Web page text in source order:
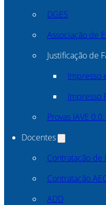
DGES
Associação de
Justificação de
Impresso
Impresso
Provas IAVE
Docentes
Contratação de
Contratação
ADD